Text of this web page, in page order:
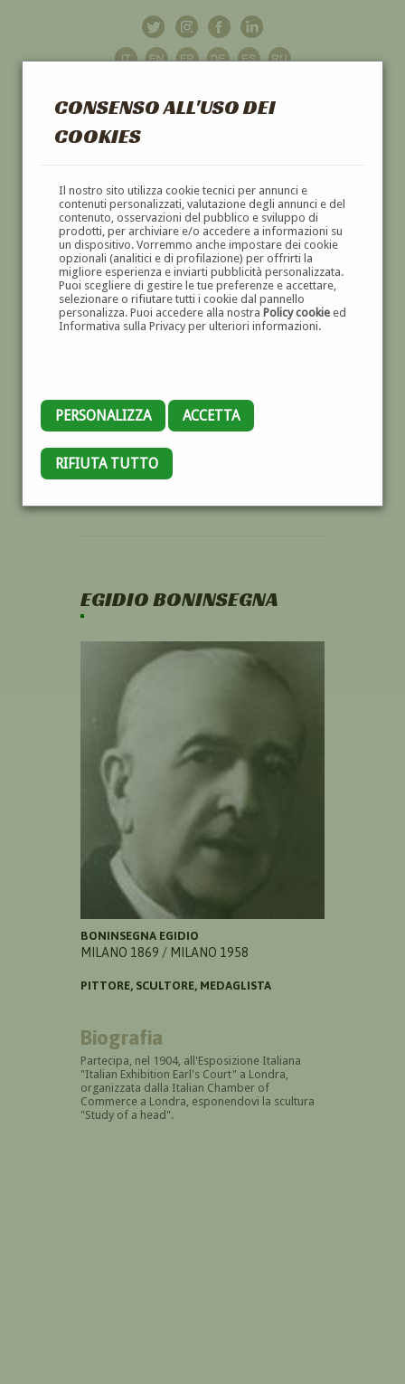
CONSENSO ALL'USO DEI
COOKIES
Il nostro sito utilizza cookie tecnici per annunci e
contenuti personalizzati, valutazione degli annunci e del
contenuto, osservazioni del pubblico e sviluppo di
prodotti, per archiviare e/o accedere a informazioni su
un dispositivo. Vorremmo anche impostare dei cookie
opzionali (analitici e di profilazione) per offrirti la
migliore esperienza e inviarti pubblicità personalizzata.
Puoi scegliere di gestire le tue preferenze e accettare,
selezionare o rifiutare tutti i cookie dal pannello
personalizza. Puoi accedere alla nostra Policy cookieed
Informativa sulla Privacy per ulteriori informazioni.
PERSONALIZZA ACCETTA
RIFIUTA TUTTO
GALLERIAD'ARTE
DIPINTI E SCULTURE '800 E '900
EGIDIO BONINSEGNA
BONINSEGNA EGIDIO
MILANO 1869 / MILANO 1958
PITTORE, SCULTORE, MEDAGLISTA
Biografia
Partecipa, nel 1904, all'Esposizione Italiana
"Italian Exhibition Earl's Court" a Londra,
organizzata dalla Italian Chamber of
Commerce a Londra, esponendovi la scultura
"Study of a head".